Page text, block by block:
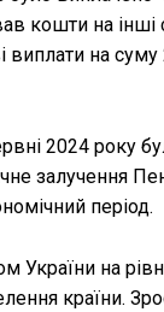
кошти на інші
виплати на
2024 року
залучення
період.
України на
країни.